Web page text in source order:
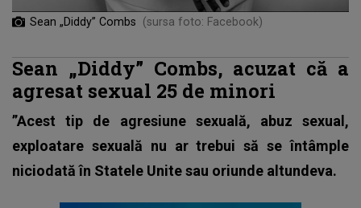
Sean „Diddy” Combs (sursa foto: Facebook)
Sean „Diddy” Combs, acuzat că a
agresat sexual 25 de minori
”Acest tip de agresiune sexuală, abuz sexual,
exploatare sexuală nu ar trebui să se întâmple
niciodată în Statele Unite sau oriunde altundeva.